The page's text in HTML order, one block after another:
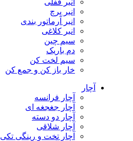
انبر قفلی
انبر پرچ
انبر آرماتور بندی
انبر کلاغی
سیم چین
دم باریک
سیم لخت کن
خار باز کن و جمع کن
آچار
آچار فرانسه
آچار جغجغه ای
آچار دو دسته
آچار شلاقی
آچار تخت و رینگی تکی